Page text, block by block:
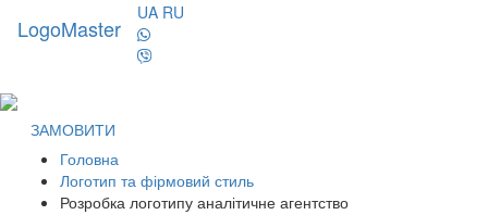
LogoMaster
UA RU
ЗАМОВИТИ
Головна
Логотип та фірмовий стиль
Розробка логотипу аналітичне агентство